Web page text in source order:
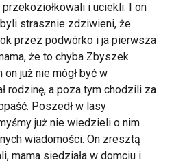
i uciekli. I on
strasznie zdziwieni, że
przez podwórko i ja pierwsza
że to chyba Zbyszek
już nie mógł być w
rodzinę, a poza tym chodzili za
Poszedł w lasy
już nie wiedzieli o nim
wiadomości. On zresztą
mama siedziała w domciu i